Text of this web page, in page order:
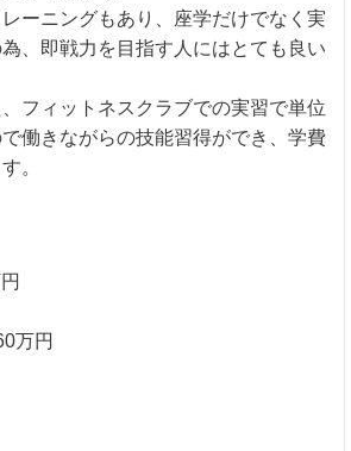
ーニングもあり、座学だけでなく実
、即戦力を目指す人にはとても良い
フィットネスクラブでの実習で単位
働きながらの技能習得ができ、学費
。
万円